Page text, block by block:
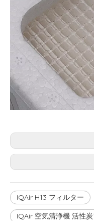
IQAir H13 フィルター
IQAir 空気清浄機 活性